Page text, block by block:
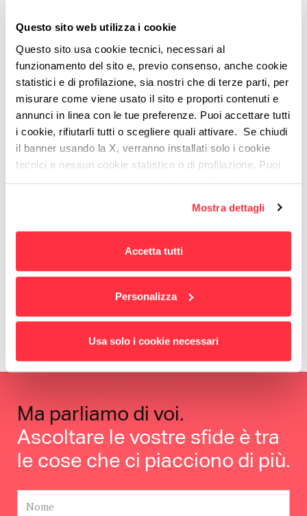
Questo sito web utilizza i cookie
Questo sito usa cookie tecnici, necessari al
funzionamento del sito e, previo consenso, anche cookie
statistici e di profilazione, sia nostri che di terze parti, per
misurare come viene usato il sito e proporti contenuti e
annunci in linea con le tue preferenze. Puoi accettare tutti
i cookie, rifiutarli tutti o scegliere quali attivare. Se chiudi
il banner usando la X, verranno installati solo i cookie
tecnici e nessun cookie statistico o di profilazione. Puoi
Mostra dettagli
Accetta tutti
Personalizza
Usa solo i cookie necessari
Ottimizzare e semplificare la gestione
delle lead a livello globale
Rafforzare l'autorevolezza del brand e
aumentare la sua visibilità
Aumentare le opportunità di business
LE NOSTRE SOLUZIONI
delle lead per automatizzare e ottimizzare
il trasferimento dati
Campagne di sensibilizzazione
multicanale, coordinate e coerenti con
l'immagine digitale del brand
Generazione di lead su diversi canali per
Ma parliamo di voi.
Ascoltare le vostre sfide è tra
le cose che ci piacciono di più.